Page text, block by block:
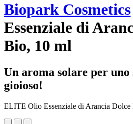
Biopark Cosmetics
Essenziale di
Bio, 10 ml
Un aroma solare per
gioioso!
ELITE Olio Essenziale di Arancia Dolce